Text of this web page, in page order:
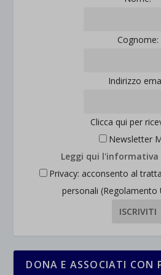
Cognome:
Indirizzo
Clicca qui per
Newsletter
Leggi qui l'informativa
Privacy: acconsento al
personali (Regolamento
DONA E ASSOCIATI CON